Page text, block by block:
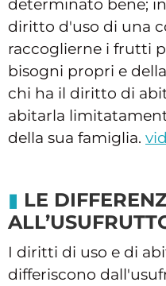
determinato bene;
diritto d'uso di una
raccoglierne i frutti
bisogni propri e
chi ha il diritto di
abitarla
della sua famiglia.
LE
I diritti di uso e di
differiscono